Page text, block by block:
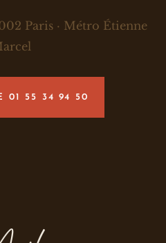
Paris · Métro Étienne
01 55 34 94 50